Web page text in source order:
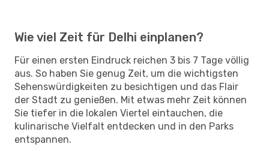
Wie viel Zeit für Delhi einplanen?
Für einen ersten Eindruck reichen 3 bis 7 Tage völlig
aus. So haben Sie genug Zeit, um die wichtigsten
Sehenswürdigkeiten zu besichtigen und das Flair
der Stadt zu genießen. Mit etwas mehr Zeit können
Sie tiefer in die lokalen Viertel eintauchen, die
kulinarische Vielfalt entdecken und in den Parks
entspannen.